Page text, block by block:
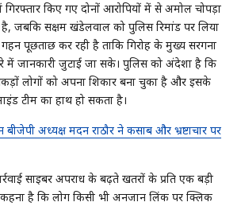
गिरफ्तार किए गए दोनों आरोपियों में से अमोल चोपड़ा
जबकि सक्षम खंडेलवाल को पुलिस रिमांड पर लिया
पूछताछ कर रही है ताकि गिरोह के मुख्य सरगना
में जानकारी जुटाई जा सके। पुलिस को अंदेशा है कि
लोगों को अपना शिकार बना चुका है और इसके
टीम का हाथ हो सकता है।
बीजेपी अध्यक्ष मदन राठौर ने कसाब और भ्रष्टाचार पर
साइबर अपराध के बढ़ते खतरों के प्रति एक बड़ी
कहना है कि लोग किसी भी अनजान लिंक पर क्लिक